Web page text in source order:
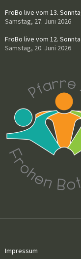
FroBo live vom 13.
Samstag, 27. Juni 2026
FroBo live vom 12.
Samstag, 20. Juni 2026
Impressum